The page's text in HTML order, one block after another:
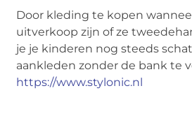
Door kleding te kopen
uitverkoop zijn of ze
je je kinderen nog steeds
aankleden zonder de bank te
https://www.stylonic.nl